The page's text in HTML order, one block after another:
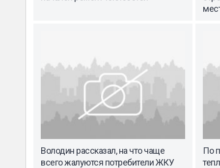
Володин рассказал, на что чаще
всего жалуются потребители ЖКУ
По